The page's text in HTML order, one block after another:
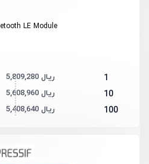
LE Module
1 5,809,280 ریال
10 5,608,960 ریال
100 5,408,640 ریال